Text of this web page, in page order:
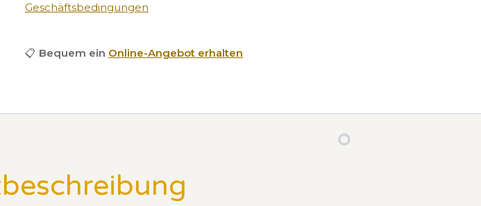
Geschäftsbedingungen
📋 Bequem ein Online-Angebot erhalten